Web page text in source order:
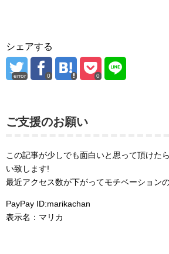
シェアする
error 0 0
ご支援のお願い
この記事が少しでも面白いと思って頂けた
い致します!
最近アクセス数が下がってモチベーション
PayPay ID:marikachan
表示名：マリカ